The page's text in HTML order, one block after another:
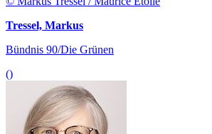
Tressel, Markus
Bündnis 90/Die Grünen
()